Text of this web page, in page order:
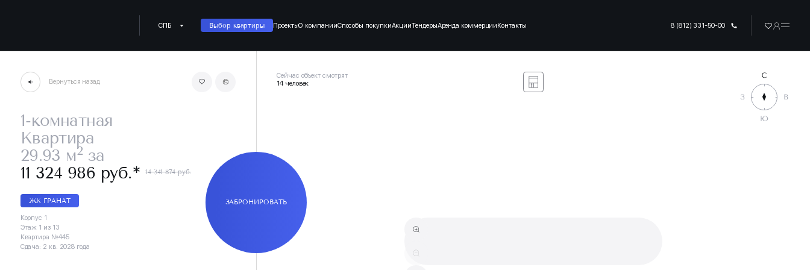
СПБ Выбор квартиры ПроектыО компанииСпособы покупкиАкцииТендерыАренда коммерцииКонтакты 8 (812) 331-50-00
Вернуться назад
1-комнатная
Квартира
29.93 м2за
11 324 986 руб.∗ 14 341 874 руб.
ЖК ГРАНАТ
Корпус 1
Этаж 1 из 13
Квартира №445
Сдача: 2 кв. 2028 года
ЗАБРОНИРОВАТЬ
Сейчас объект смотрят
14 человек